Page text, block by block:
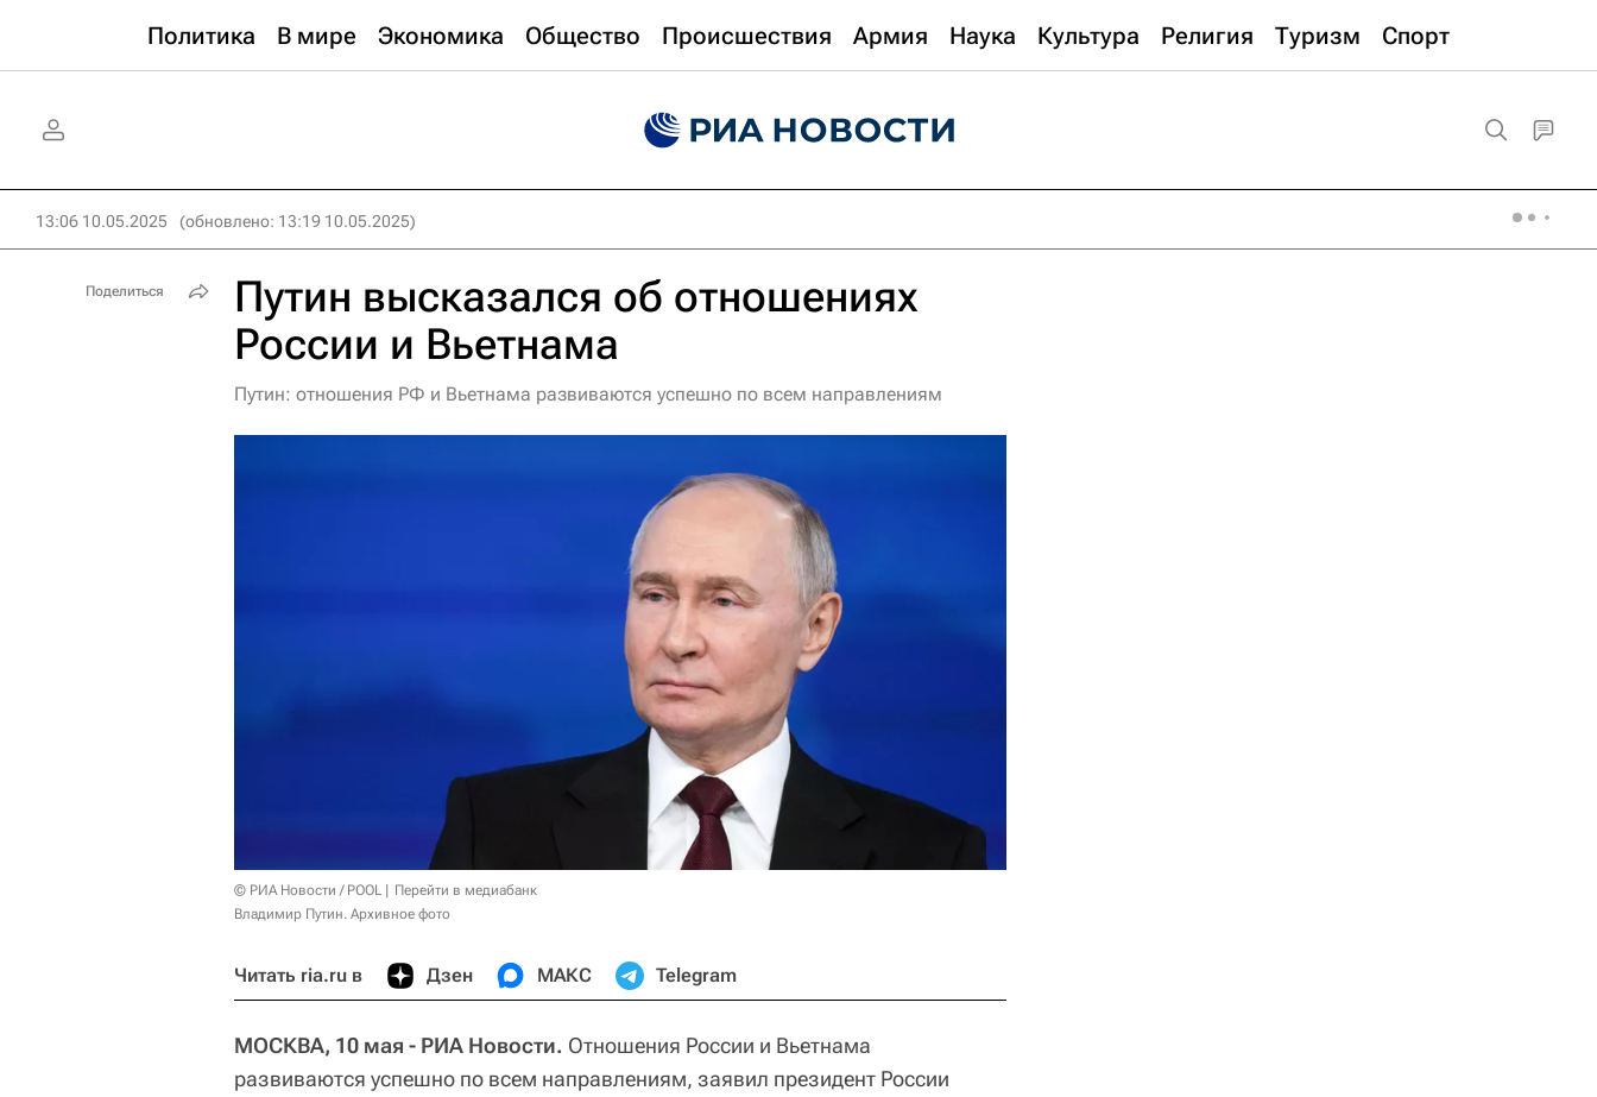
Политика В мире Экономика Общество Происшествия Армия Наука Культура Религия Туризм Спорт
13:06 10.05.2025 (обновлено: 13:19 10.05.2025)
Путин высказался об отношениях
России и Вьетнама
Путин: отношения РФ и Вьетнама развиваются успешно по всем направлениям
© РИА Новости / POOL
Перейти в медиабанк
Владимир Путин. Архивное фото
Читать ria.ru в Дзен МАКС Telegram
МОСКВА, 10 мая - РИА Новости. Отношения России и Вьетнама
развиваются успешно по всем направлениям, заявил президент России
Поделиться